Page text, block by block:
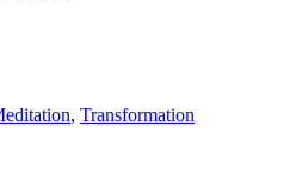
, Transformation